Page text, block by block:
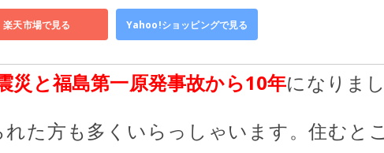
楽天市場で見る Yahoo!ショッピングで見る
災と福島第一原発事故から10年になりま
た方も多くいらっしゃいます。住むと